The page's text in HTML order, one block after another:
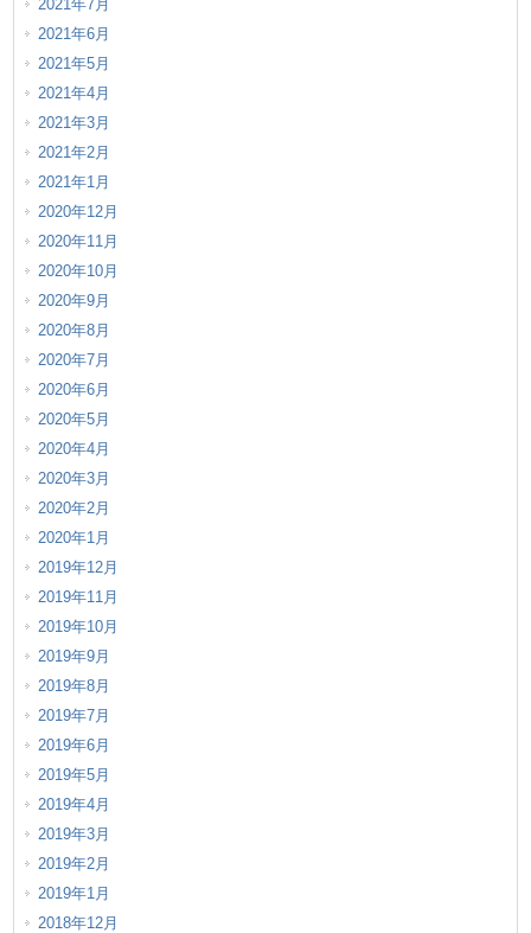
2021年7月
2021年6月
2021年5月
2021年4月
2021年3月
2021年2月
2021年1月
2020年12月
2020年11月
2020年10月
2020年9月
2020年8月
2020年7月
2020年6月
2020年5月
2020年4月
2020年3月
2020年2月
2020年1月
2019年12月
2019年11月
2019年10月
2019年9月
2019年8月
2019年7月
2019年6月
2019年5月
2019年4月
2019年3月
2019年2月
2019年1月
2018年12月